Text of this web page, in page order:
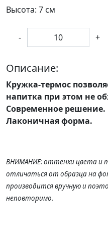
Высота: 7 см
- +
Описание:
Кружка-термос
напитка при этом не
Современное решение.
Лаконичная форма.
ВНИМАНИЕ: оттенки цвета и
отличаться от образца на
производится вручную и
неповторимо.